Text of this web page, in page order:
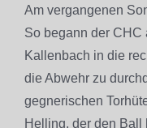
Bild
Am vergangenen
So begann der CHC
Kallenbach in die
die Abwehr zu
gegnerischen
Helling, der den Ball